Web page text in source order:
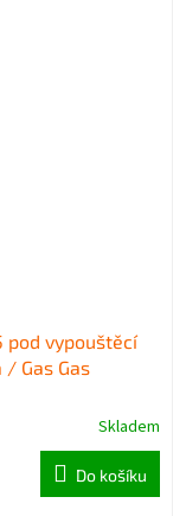
pod vypouštěcí
Gas Gas
Skladem
Do košíku